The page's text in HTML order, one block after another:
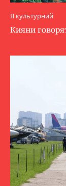
Я культурний
Кияни